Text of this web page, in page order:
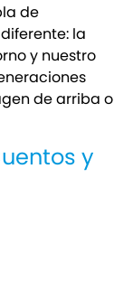
de
la
y nuestro
de arriba o
y